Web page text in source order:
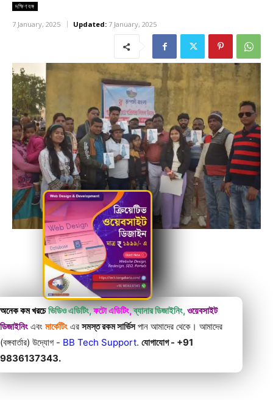
দক্ষিণবঙ্গ
7 January, 2025 Updated: 7 January, 2025
অনেক কম খরচে ভিডিও এডিটিং,ফটো এডিটিং,ব্যানার ডিজাইনিং,ওয়েবসাইট
ডিজাইনিং এবং মার্কেটিং এর সমস্ত রকম সার্ভিসপান আমাদের থেকে। আমাদের
(বঙ্গবার্তার) উদ্যোগ - BB Tech Support. যোগাযোগ - +91
9836137343.